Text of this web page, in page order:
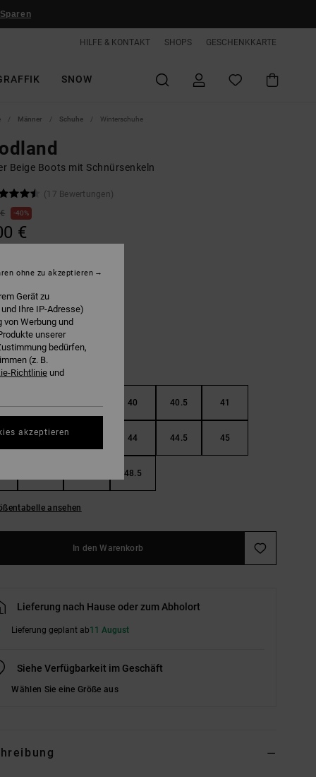
HILFE & KONTAKT SHOPS GESCHENKKARTE
SNOW
Männer Schuhe Winterschuhe
Beige Boots mit Schnürsenkeln
(17 Bewertungen)
40%
€
black
40 40.5 41
42.5 44 44.5 45
48.5
ansehen
In den Warenkorb
Lieferung nach Hause oder zum Abholort
Lieferung geplant ab11 August
Siehe Verfügbarkeit im Geschäft
Wählen Sie eine Größe aus
Gerät zu
Ihre IP-Adresse)
Werbung und
unserer
bedürfen,
(z. B.
Richtlinie und
ohne zu akzeptieren
akzeptieren